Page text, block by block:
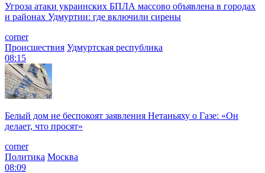
Угроза атаки украинских БПЛА массово объявлена в городах
и районах Удмуртии: где включили сирены
corner
Происшествия Удмуртская республика
08:15
Белый дом не беспокоят заявления Нетаньяху о Газе: «Он
делает, что просят»
corner
Политика Москва
08:09